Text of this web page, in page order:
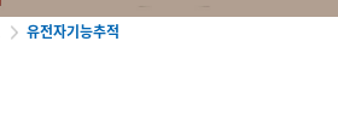
유전자기능추적